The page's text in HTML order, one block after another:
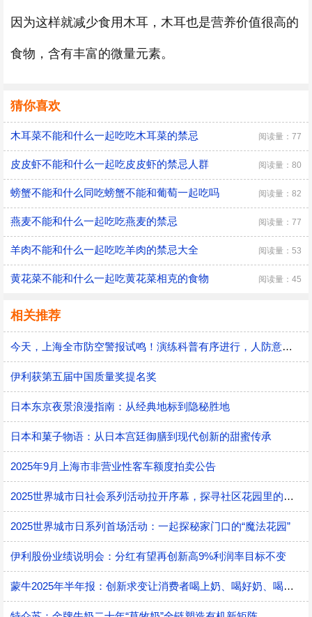
因为这样就减少食用木耳，木耳也是营养价值很高的
食物，含有丰富的微量元素。
猜你喜欢
木耳菜不能和什么一起吃吃木耳菜的禁忌 阅读量：77
皮皮虾不能和什么一起吃皮皮虾的禁忌人群 阅读量：80
螃蟹不能和什么同吃螃蟹不能和葡萄一起吃吗 阅读量：82
燕麦不能和什么一起吃吃燕麦的禁忌 阅读量：77
羊肉不能和什么一起吃吃羊肉的禁忌大全 阅读量：53
黄花菜不能和什么一起吃黄花菜相克的食物 阅读量：45
相关推荐
今天，上海全市防空警报试鸣！演练科普有序进行，人防意识“声入人心”
伊利获第五届中国质量奖提名奖
日本东京夜景浪漫指南：从经典地标到隐秘胜地
日本和菓子物语：从日本宫廷御膳到现代创新的甜蜜传承
2025年9月上海市非营业性客车额度拍卖公告
2025世界城市日社会系列活动拉开序幕，探寻社区花园里的智慧应用
2025世界城市日系列首场活动：一起探秘家门口的“魔法花园”
伊利股份业绩说明会：分红有望再创新高9%利润率目标不变
蒙牛2025年半年报：创新求变让消费者喝上奶、喝好奶、喝对奶